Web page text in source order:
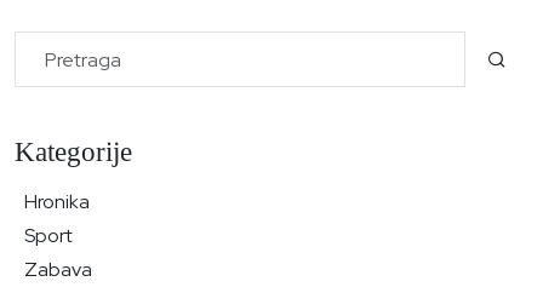
Kategorije
Hronika
Sport
Zabava